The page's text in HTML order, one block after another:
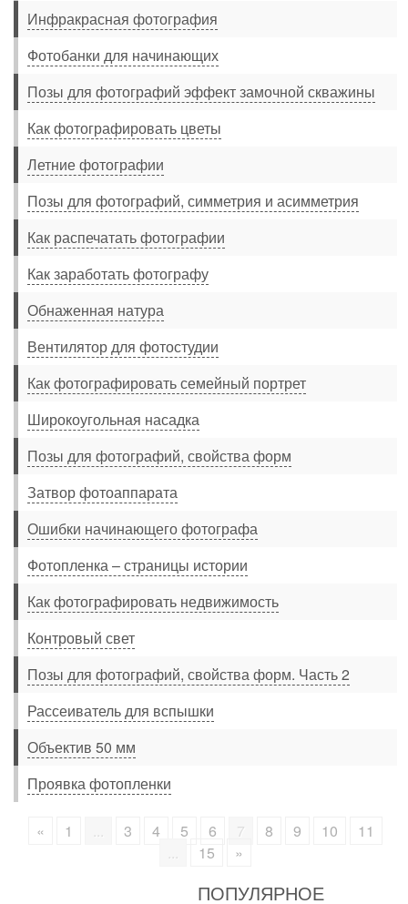
Инфракрасная фотография
Фотобанки для начинающих
Позы для фотографий эффект замочной скважины
Как фотографировать цветы
Летние фотографии
Позы для фотографий, симметрия и асимметрия
Как распечатать фотографии
Как заработать фотографу
Обнаженная натура
Вентилятор для фотостудии
Как фотографировать семейный портрет
Широкоугольная насадка
Позы для фотографий, свойства форм
Затвор фотоаппарата
Ошибки начинающего фотографа
Фотопленка – страницы истории
Как фотографировать недвижимость
Контровый свет
Позы для фотографий, свойства форм. Часть 2
Рассеиватель для вспышки
Объектив 50 мм
Проявка фотопленки
« 1 ... 3 4 5 6 7 8 9 10
11
...
15 »
ПОПУЛЯРНОЕ